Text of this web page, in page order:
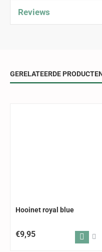
Reviews
GERELATEERDE
Hooinet royal blue
€9,95